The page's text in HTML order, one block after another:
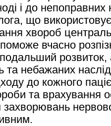
і до непоправних
що
хвороб
вчасно
розвиток,
та небажаних
до кожного
та врахування
захворювань